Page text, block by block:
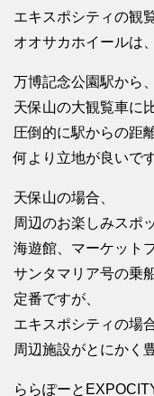
エキスポシティの観
オオサカホイールは
万博記念公園駅から
天保山の大観覧車に
圧倒的に駅からの距
何より立地が良いです
天保山の場合、
周辺のお楽しみスポ
海遊館、マーケット
サンタマリア号の乗
定番ですが、
エキスポシティの場
周辺施設がとにかく
ららぽーと